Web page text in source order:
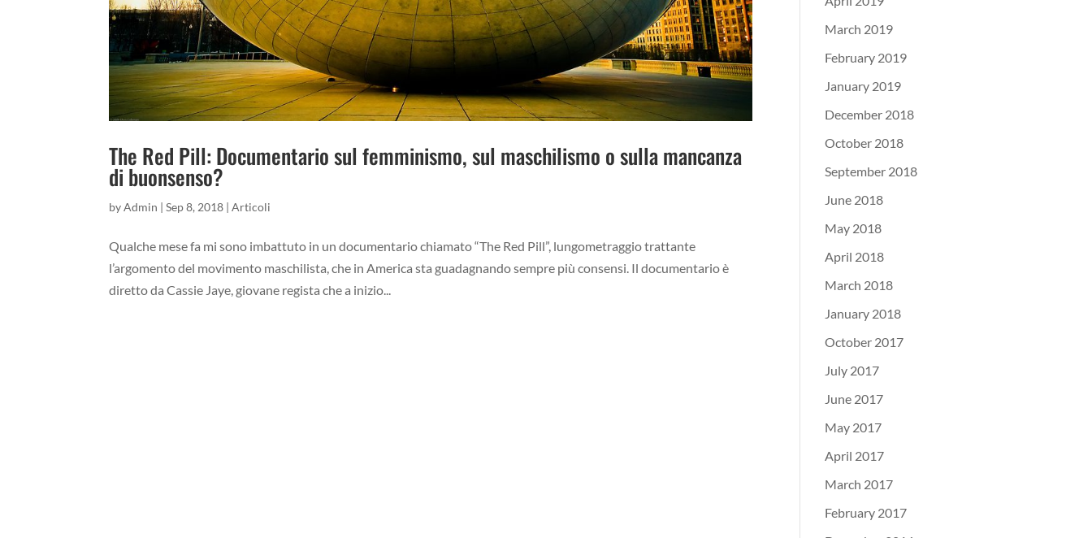
The Red Pill: Documentario sul femminismo, sul maschilismo o sulla mancanza
di buonsenso?
byAdmin |Sep 8, 2018 |Articoli
Qualche mese fa mi sono imbattuto in un documentario chiamato “The Red Pill”, lungometraggio trattante
l’argomento del movimento maschilista, che in America sta guadagnando sempre più consensi. Il documentario è
diretto da Cassie Jaye, giovane regista che a inizio...
March 2019
February 2019
January 2019
December 2018
October 2018
September 2018
June 2018
May 2018
April 2018
March 2018
January 2018
October 2017
July 2017
June 2017
May 2017
April 2017
March 2017
February 2017